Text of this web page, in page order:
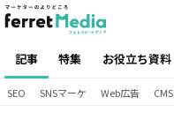
記事 特集 お役立ち資料
SEO SNSマーケ Web広告 CMS